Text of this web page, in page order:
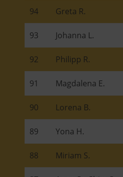
94 Greta R.
93 Johanna L.
92 Philipp R.
91 Magdalena E.
90 Lorena B.
89 Yona H.
88 Miriam S.